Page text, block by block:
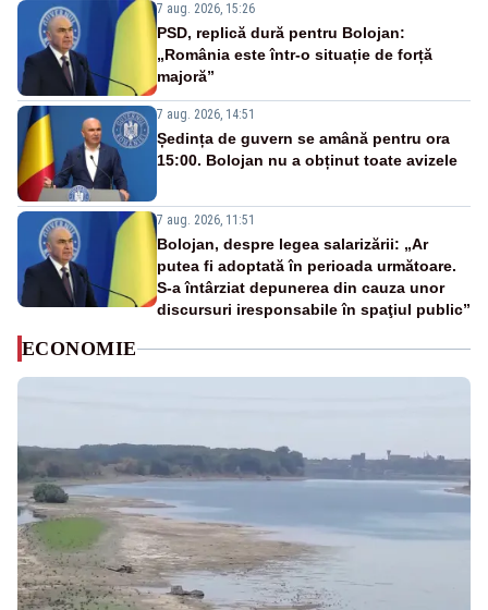
7 aug. 2026, 15:26
PSD, replică dură pentru Bolojan:
„România este într-o situație de forță
majoră”
7 aug. 2026, 14:51
Ședința de guvern se amână pentru ora
15:00. Bolojan nu a obținut toate avizele
7 aug. 2026, 11:51
Bolojan, despre legea salarizării: „Ar
putea fi adoptată în perioada următoare.
S-a întârziat depunerea din cauza unor
discursuri iresponsabile în spaţiul public”
ECONOMIE